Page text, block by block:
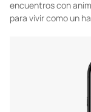
encuentros con
para vivir como un